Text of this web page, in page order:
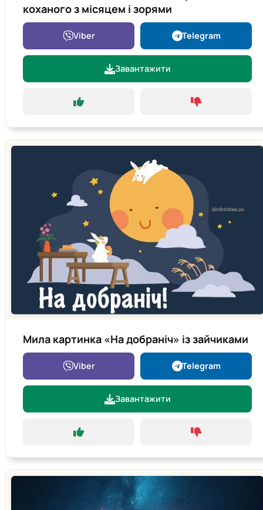
коханого з місяцем і зорями
Viber Telegram
Завантажити
Мила картинка «На добраніч» із зайчиками
Viber Telegram
Завантажити